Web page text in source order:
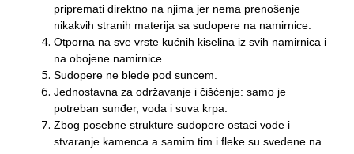
pripremati direktno na njima jer nema prenošenje
nikakvih stranih materija sa sudopere na namirnice.
Otporna na sve vrste kućnih kiselina iz svih namirnica i
na obojene namirnice.
Sudopere ne blede pod suncem.
Jednostavna za održavanje i čišćenje: samo je
potreban sunđer, voda i suva krpa.
Zbog posebne strukture sudopere ostaci vode i
stvaranje kamenca a samim tim i fleke su svedene na